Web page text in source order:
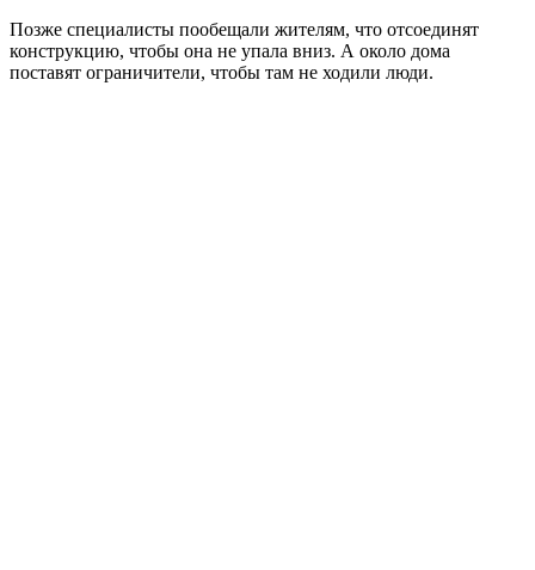
Позже специалисты пообещали жителям, что отсоединят
конструкцию, чтобы она не упала вниз. А около дома
поставят ограничители, чтобы там не ходили люди.